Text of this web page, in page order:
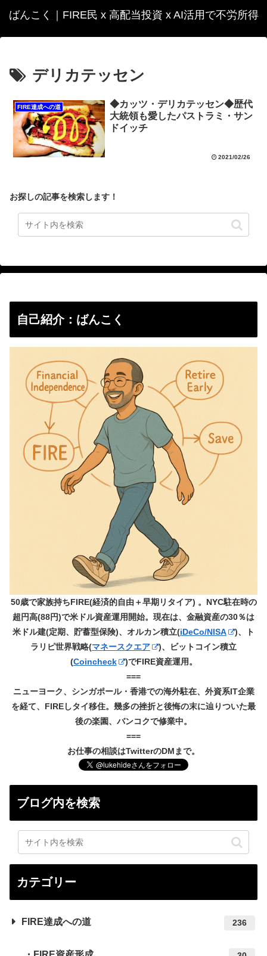
ばんこく｜FIRE民 x 高配当投資 x AI活用で不労所得
デリカテッセン
FIRE達成への道
◆カッツ・デリカテッセン◆歴代
大統領も愛したパストラミ・サン
ドイッチ
2021/02/26
お探しの記事を検索します！
自己紹介：ばんこく
50歳で家族持ちFIRE(経済的自由＋早期リタイア) 。NYC駐在時の
超円高(88円)で米ドル資産運用開始。現在は、金融資産の30％は
米ドル建(定期、貯蓄型保険)、オルカン積立(iDeCo/NISA
)、ト
ラリピ世界戦略(マネースクエア
)、ビットコイン積立
(Coincheck
)でFIRE資産運用。
===
ニューヨーク、シンガポール・香港での海外駐在、外資系IT企業
を経て、FIREしタイ移住。幾多の挫折と後悔の末に辿りついた最
後の楽園、バンコクで修業中。
===
お仕事の相談はTwitterのDMまで。
ブログ内を検索
カテゴリー
FIRE達成への道 236